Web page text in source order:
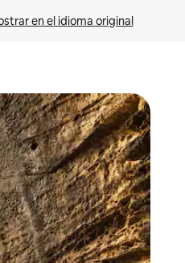
en el idioma original